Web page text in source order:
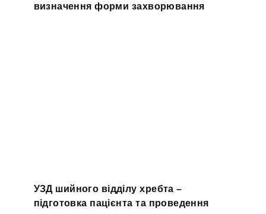
визначення форми захворювання
УЗД шийного відділу хребта –
підготовка пацієнта та проведення